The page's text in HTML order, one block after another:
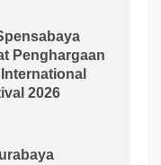
Penghargaan
2026